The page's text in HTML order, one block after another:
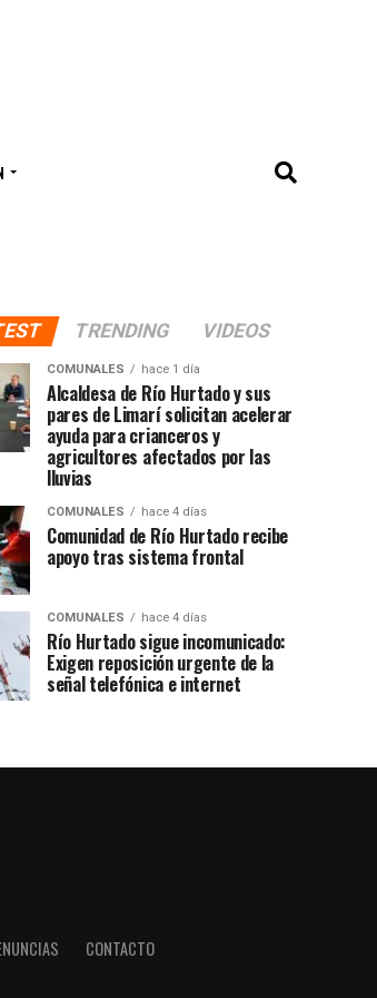
TRENDING VIDEOS
COMUNALES hace 1 día
Alcaldesa de Río Hurtado y sus
pares de Limarí solicitan acelerar
ayuda para crianceros y
agricultores afectados por las
lluvias
COMUNALES hace 4 días
Comunidad de Río Hurtado recibe
apoyo tras sistema frontal
COMUNALES hace 4 días
Río Hurtado sigue incomunicado:
Exigen reposición urgente de la
señal telefónica e internet
CONTACTO